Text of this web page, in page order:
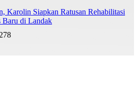
Karolin Siapkan Ratusan Rehabilitasi
Baru di Landak
278